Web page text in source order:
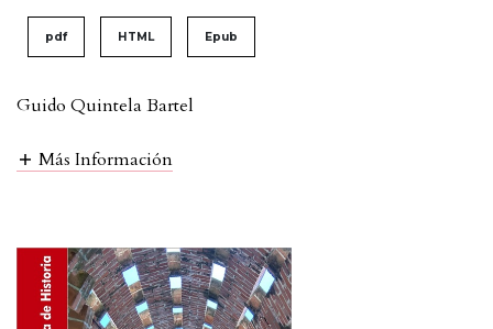
pdf HTML Epub
Guido Quintela Bartel
Más Información